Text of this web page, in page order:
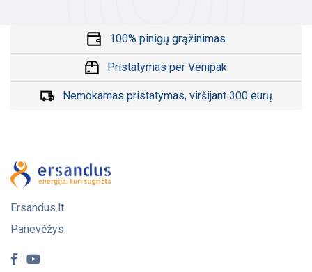
100% pinigų grąžinimas
Pristatymas per Venipak
Nemokamas pristatymas, viršijant 300 eurų
Ersandus.lt
Panevėžys